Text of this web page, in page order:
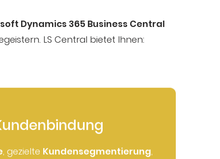
Dynamics 365 Business Central
LS Central bietet Ihnen:
, gezielte Kundensegmentierung